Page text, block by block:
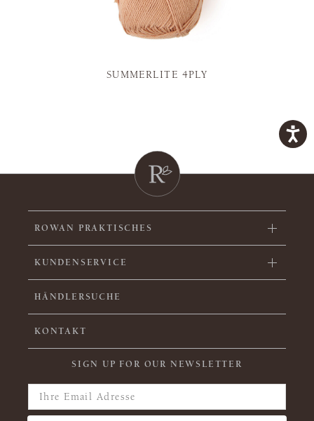
SUMMERLITE 4PLY
ROWAN PRAKTISCHES
KUNDENSERVICE
HÄNDLERSUCHE
KONTAKT
SIGN UP FOR OUR NEWSLETTER